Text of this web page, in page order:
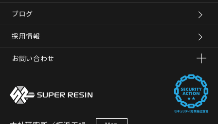
ブログ
採用情報
お問い合わせ